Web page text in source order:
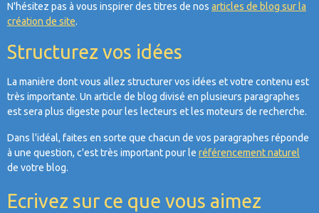
N'hésitez pas à vous inspirer des titres de nos articles de blog sur la
création de site.
Structurez vos idées
La manière dont vous allez structurer vos idées et votre contenu est
très importante. Un article de blog divisé en plusieurs paragraphes
est sera plus digeste pour les lecteurs et les moteurs de recherche.
Dans l'idéal, faites en sorte que chacun de vos paragraphes réponde
à une question, c'est très important pour le référencement naturel
de votre blog.
Ecrivez sur ce que vous aimez